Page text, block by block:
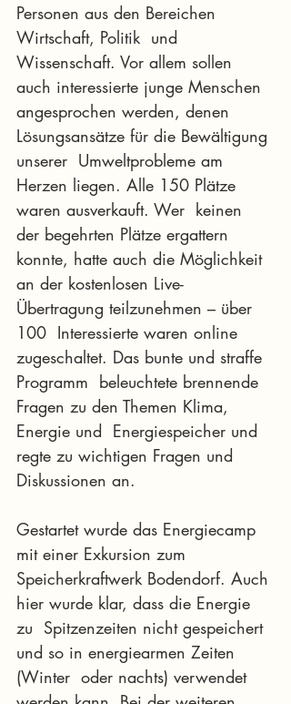
Personen aus den Bereichen
Wirtschaft, Politik  und
Wissenschaft. Vor allem sollen
auch interessierte junge Menschen
angesprochen werden, denen
Lösungsansätze für die Bewältigung
unserer  Umweltprobleme am
Herzen liegen. Alle 150 Plätze
waren ausverkauft. Wer  keinen
der begehrten Plätze ergattern
konnte, hatte auch die Möglichkeit
an der kostenlosen Live-
Übertragung teilzunehmen – über
100  Interessierte waren online
zugeschaltet. Das bunte und straffe
Programm  beleuchtete brennende
Fragen zu den Themen Klima,
Energie und  Energiespeicher und
regte zu wichtigen Fragen und
Diskussionen an.
Gestartet wurde das Energiecamp
mit einer Exkursion zum
Speicherkraftwerk Bodendorf. Auch
hier wurde klar, dass die Energie
zu  Spitzenzeiten nicht gespeichert
und so in energiearmen Zeiten
(Winter  oder nachts) verwendet